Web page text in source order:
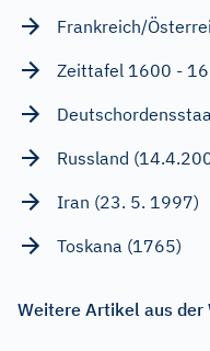
Frankreich/
Zeittafel 1600 -
Russland
Iran (23. 5. 1997)
Toskana (1765)
Weitere Artikel aus der